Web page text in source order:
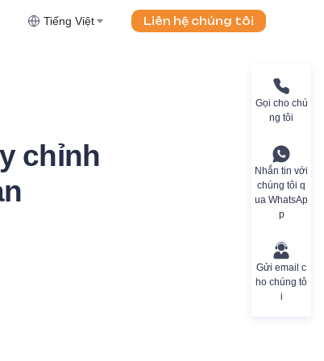
Tiếng Việt Liên hệ chúng tôi
chỉnh
Gọi cho chú
ng tôi
Nhắn tin với
chúng tôi q
ua WhatsAp
p
Gửi email c
ho chúng tô
i